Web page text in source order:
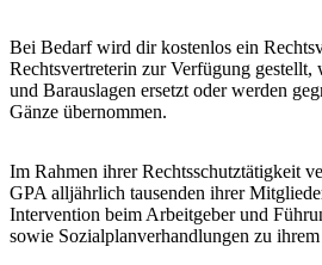
Bei Bedarf wird dir kostenlos ein
Rechtsvertreterin zur Verfügung gestellt,
und Barauslagen ersetzt oder werden
Gänze übernommen.
Im Rahmen ihrer Rechtsschutztätigkeit
GPA alljährlich tausenden ihrer
Intervention beim Arbeitgeber und
sowie Sozialplanverhandlungen zu